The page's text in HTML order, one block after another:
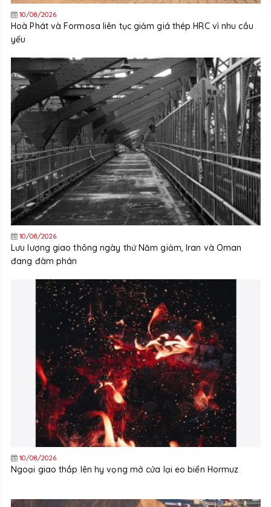
10/08/2026
Hoà Phát và Formosa liên tục giảm giá thép HRC vì nhu cầu
yếu
10/08/2026
Lưu lượng giao thông ngày thứ Năm giảm, Iran và Oman
đang đàm phán
10/08/2026
Ngoại giao thắp lên hy vọng mở cửa lại eo biển Hormuz